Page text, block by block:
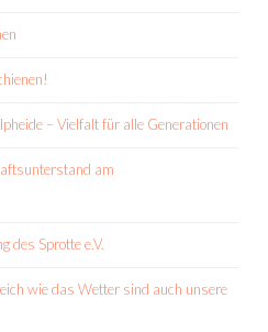
– Vielfalt für alle Generationen
am
des Sprotte e.V.
wie das Wetter sind auch unsere